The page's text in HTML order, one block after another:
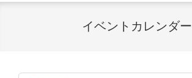
Navigation
イベントカレンダー